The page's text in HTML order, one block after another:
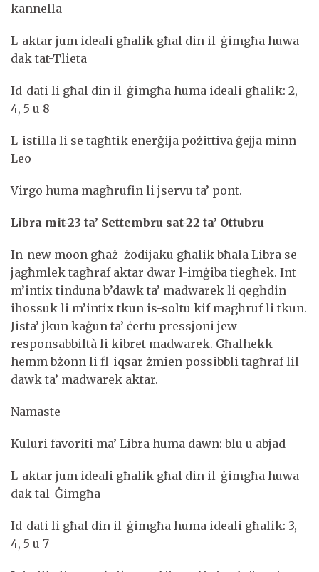
kannella
L-aktar jum ideali għalik għal din il-ġimgħa huwa
dak tat-Tlieta
Id-dati li għal din il-ġimgħa huma ideali għalik: 2,
4, 5 u 8
L-istilla li se tagħtik enerġija pożittiva ġejja minn
Leo
Virgo huma magħrufin li jservu ta’ pont.
Libra mit-23 ta’ Settembru sat-22 ta’ Ottubru
In-new moon għaż-żodijaku għalik bħala Libra se
jagħmlek tagħraf aktar dwar l-imġiba tiegħek. Int
m’intix tinduna b’dawk ta’ madwarek li qegħdin
iħossuk li m’intix tkun is-soltu kif magħruf li tkun.
Jista’ jkun kaġun ta’ ċertu pressjoni jew
responsabbiltà li kibret madwarek. Għalhekk
hemm bżonn li fl-iqsar żmien possibbli tagħraf lil
dawk ta’ madwarek aktar.
Namaste
Kuluri favoriti ma’ Libra huma dawn: blu u abjad
L-aktar jum ideali għalik għal din il-ġimgħa huwa
dak tal-Ġimgħa
Id-dati li għal din il-ġimgħa huma ideali għalik: 3,
4, 5 u 7